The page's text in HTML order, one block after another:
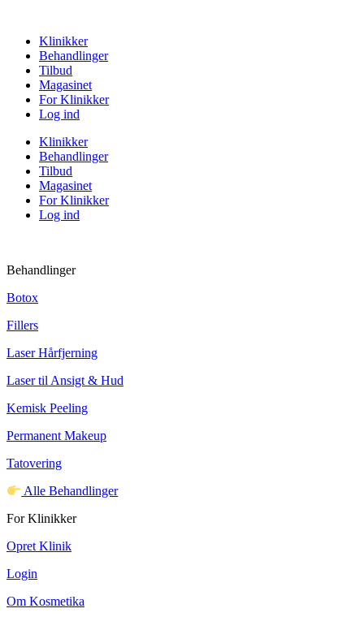
Klinikker
Behandlinger
Tilbud
Magasinet
For Klinikker
Log ind
Klinikker
Behandlinger
Tilbud
Magasinet
For Klinikker
Log ind
Behandlinger
Botox
Fillers
Laser Hårfjerning
Laser til Ansigt & Hud
Kemisk Peeling
Permanent Makeup
Tatovering
Alle Behandlinger
For Klinikker
Opret Klinik
Login
Om Kosmetika